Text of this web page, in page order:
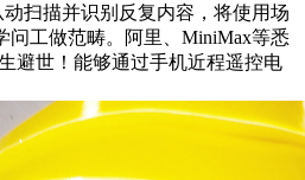
动扫描并识别反复内容，将使用场
问工做范畴。阿里、MiniMax等悉
避世！能够通过手机近程遥控电